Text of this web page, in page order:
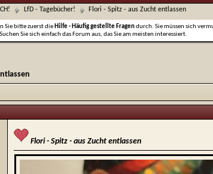
LfD - Tagebücher! Flori - Spitz - aus Zucht entlassen
Sie bitte zuerst die Hilfe - Häufig gestellte Fragendurch. Sie müssen sich
Sie sich einfach das Forum aus, das Sie am meisten interessiert.
Flori - Spitz - aus Zucht entlassen